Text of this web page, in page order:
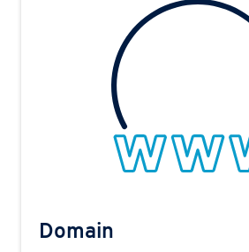
Domain